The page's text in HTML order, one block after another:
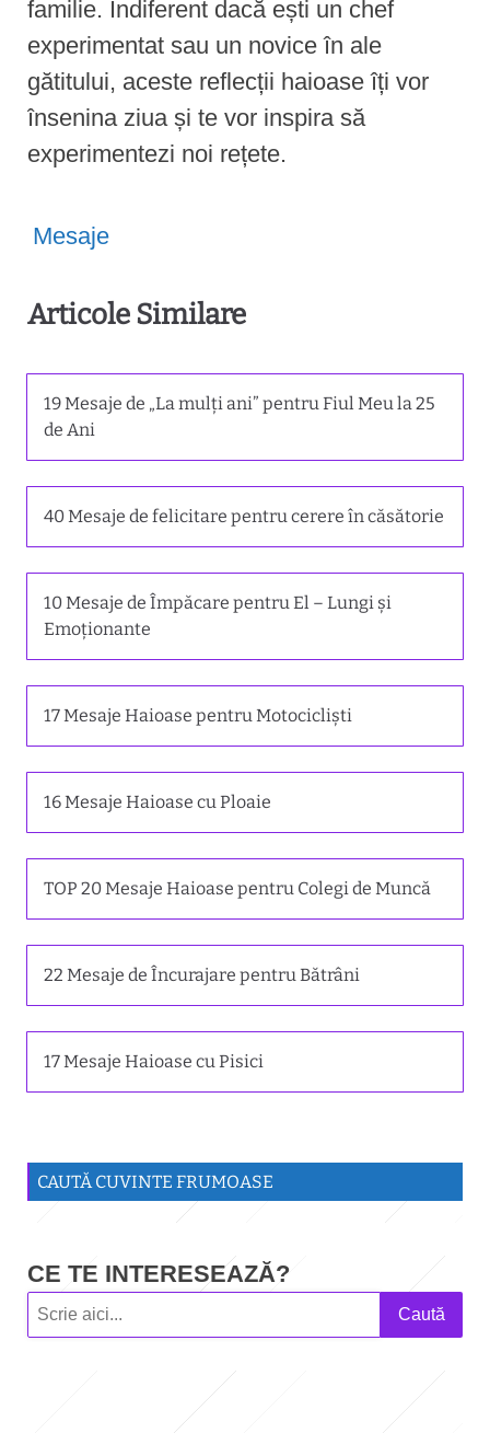
familie. Indiferent dacă ești un chef
experimentat sau un novice în ale
gătitului, aceste reflecții haioase îți vor
însenina ziua și te vor inspira să
experimentezi noi rețete.
Mesaje
Articole Similare
19 Mesaje de „La mulți ani” pentru Fiul Meu la 25
de Ani
40 Mesaje de felicitare pentru cerere în căsătorie
10 Mesaje de Împăcare pentru El – Lungi și
Emoționante
17 Mesaje Haioase pentru Motocicliști
16 Mesaje Haioase cu Ploaie
TOP 20 Mesaje Haioase pentru Colegi de Muncă
22 Mesaje de Încurajare pentru Bătrâni
17 Mesaje Haioase cu Pisici
CAUTĂ CUVINTE FRUMOASE
CE TE INTERESEAZĂ?
Caută